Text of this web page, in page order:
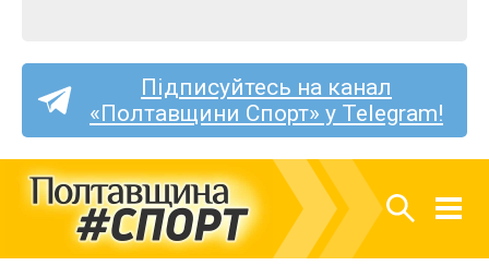
Підписуйтесь на канал
«Полтавщини Спорт» у Telegram!